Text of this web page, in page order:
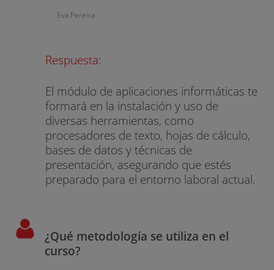
Eva Pereira
Respuesta:
El módulo de aplicaciones informáticas te
formará en la instalación y uso de
diversas herramientas, como
procesadores de texto, hojas de cálculo,
bases de datos y técnicas de
presentación, asegurando que estés
preparado para el entorno laboral actual.
¿Qué metodología se utiliza en el
curso?